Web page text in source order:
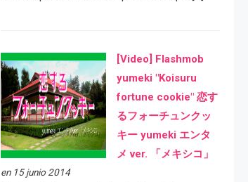
[Video] Flashmob
yumeki "Koisuru
fortune cookie" 恋す
るフォーチュンクッ
キー yumeki エンタ
メ ver. 「メキシコ」
en 15 junio 2014